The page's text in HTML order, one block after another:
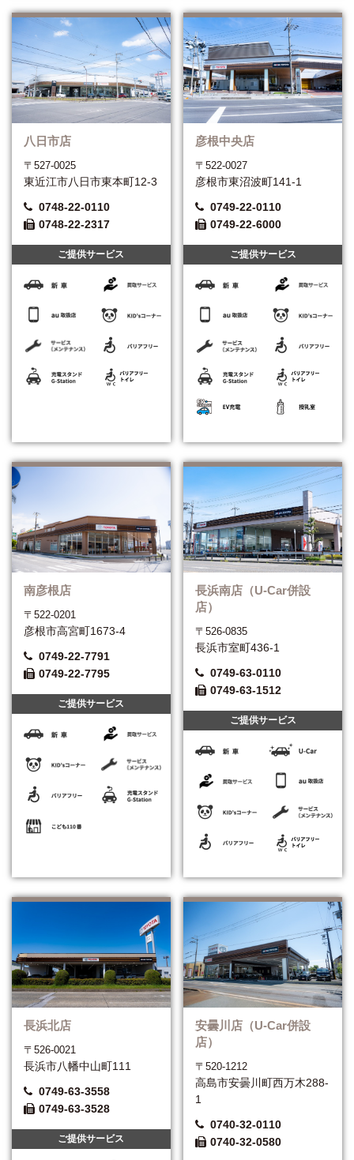
八日市店
〒527-0025
東近江市八日市東本町12-3
0748-22-0110
0748-22-2317
ご提供サービス
彦根中央店
〒522-0027
彦根市東沼波町141-1
0749-22-0110
0749-22-6000
ご提供サービス
南彦根店
〒522-0201
彦根市高宮町1673-4
0749-22-7791
0749-22-7795
ご提供サービス
長浜南店（U-Car併設
店）
〒526-0835
長浜市室町436-1
0749-63-0110
0749-63-1512
ご提供サービス
長浜北店
〒526-0021
長浜市八幡中山町111
0749-63-3558
0749-63-3528
ご提供サービス
安曇川店（U-Car併設
店）
〒520-1212
高島市安曇川町西万木288-
1
0740-32-0110
0740-32-0580